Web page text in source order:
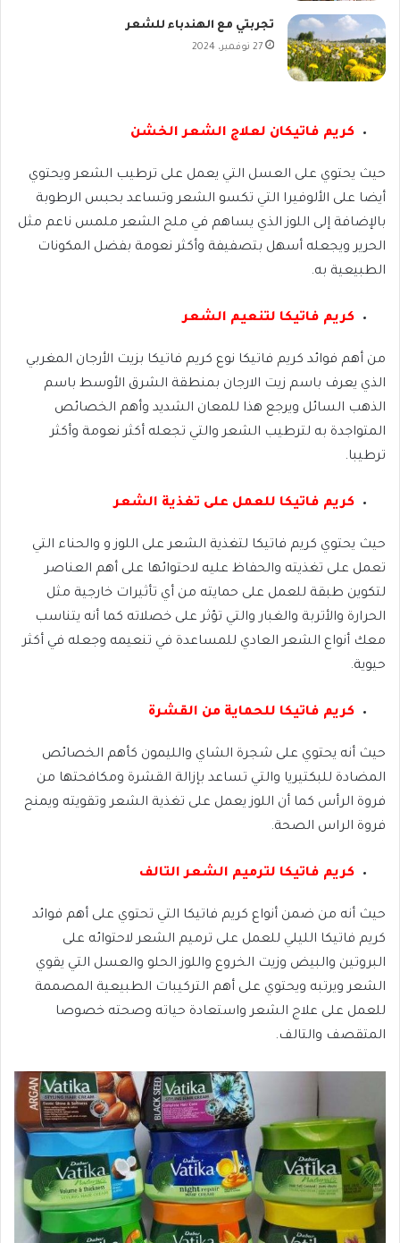
تجربتي مع الهندباء للشعر
27 نوفمبر، 2024
كريم فاتيكان لعلاج الشعر الخشن
حيث يحتوي على العسل التي يعمل على ترطيب الشعر ويحتوي
أيضا على الألوفيرا التي تكسو الشعر وتساعد بحبس الرطوبة
بالإضافة إلى اللوز الذي يساهم في ملح الشعر ملمس ناعم مثل
الحرير ويجعله أسهل بتصفيفة وأكثر نعومة بفضل المكونات
الطبيعية به.
كريم فاتيكا لتنعيم الشعر
من أهم فوائد كريم فاتيكا نوع كريم فاتيكا بزيت الأرجان المغربي
الذي يعرف باسم زيت الارجان بمنطقة الشرق الأوسط باسم
الذهب السائل ويرجع هذا للمعان الشديد وأهم الخصائص
المتواجدة به لترطيب الشعر والتي تجعله أكثر نعومة وأكثر
ترطيبا.
كريم فاتيكا للعمل على تغذية الشعر
حيث يحتوي كريم فاتيكا لتغذية الشعر على اللوز و والحناء التي
تعمل على تغذيته والحفاظ عليه لاحتوائها على أهم العناصر
لتكوين طبقة للعمل على حمايته من أي تأثيرات خارجية مثل
الحرارة والأتربة والغبار والتي تؤثر على خصلاته كما أنه يتناسب
معك أنواع الشعر العادي للمساعدة في تنعيمه وجعله في أكثر
حيوية.
كريم فاتيكا للحماية من القشرة
حيث أنه يحتوي على شجرة الشاي والليمون كأهم الخصائص
المضادة للبكتيريا والتي تساعد بإزالة القشرة ومكافحتها من
فروة الرأس كما أن اللوز يعمل على تغذية الشعر وتقويته ويمنح
فروة الراس الصحة.
كريم فاتيكا لترميم الشعر التالف
حيث أنه من ضمن أنواع كريم فاتيكا التي تحتوي على أهم فوائد
كريم فاتيكا الليلي للعمل على ترميم الشعر لاحتوائه على
البروتين والبيض وزيت الخروع واللوز الحلو والعسل التي يقوي
الشعر ويرتبه ويحتوي على أهم التركيبات الطبيعية المصممة
للعمل على علاج الشعر واستعادة حياته وصحته خصوصا
المتقصف والتالف.